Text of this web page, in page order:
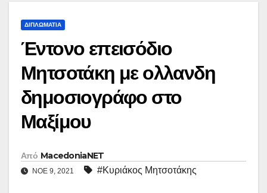
ΔΙΠΛΩΜΑΤΊΑ
Έντονο επεισόδιο
Μητσοτάκη με ολλανδη
δημοσιογράφο στο
Μαξίμου
Από MacedoniaNET
ΝΟΈ 9, 2021 #Κυριάκος Μητσοτάκης